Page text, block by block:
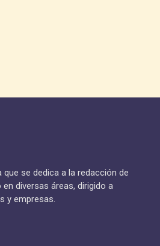
que se dedica a la redacción de
diversas áreas, dirigido a
y empresas.